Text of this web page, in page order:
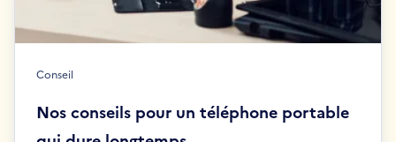
Conseil
Nos conseils pour un téléphone portable